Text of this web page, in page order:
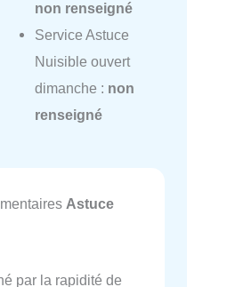
non renseigné
Service Astuce
Nuisible ouvert
dimanche : non
renseigné
Astuce
par la rapidité de